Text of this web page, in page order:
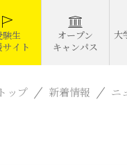
験生
イト
オープン
キャンパス
大
ップ 新着情報 ニ